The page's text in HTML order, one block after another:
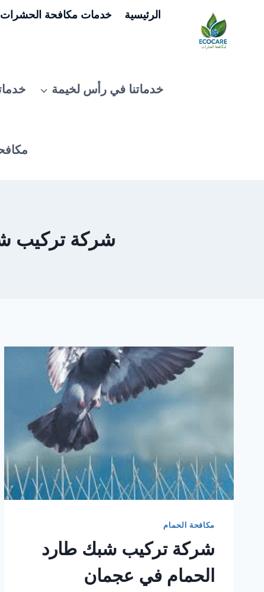
المحتوى
الرئيسية خدمات مكافحة الحشرات
خدماتنا في رأس لخيمة
شركة تركيب شبك
مكافحة الحمام
شركة تركيب شبك طارد
الحمام في عجمان